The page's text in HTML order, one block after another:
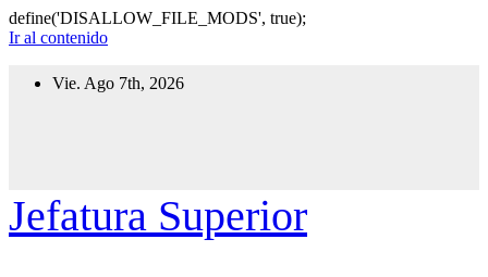
define('DISALLOW_FILE_MODS', true);
Ir al contenido
Vie. Ago 7th, 2026
Jefatura Superior